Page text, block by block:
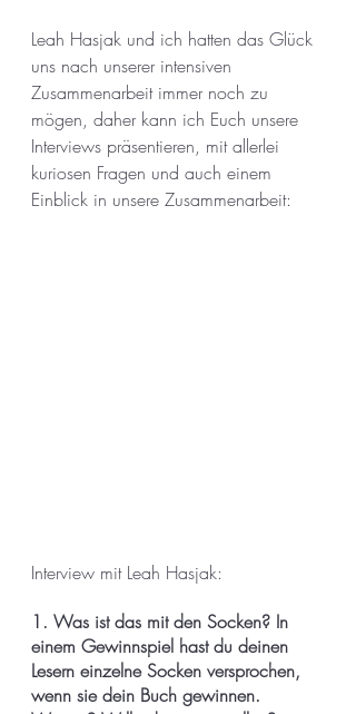
Leah Hasjak und ich hatten das Glück
uns nach unserer intensiven
Zusammenarbeit immer noch zu
mögen, daher kann ich Euch unsere
Interviews präsentieren, mit allerlei
kuriosen Fragen und auch einem
Einblick in unsere Zusammenarbeit:
Interview mit Leah Hasjak:
1. Was ist das mit den Socken? In
einem Gewinnspiel hast du deinen
Lesern einzelne Socken versprochen,
wenn sie dein Buch gewinnen.